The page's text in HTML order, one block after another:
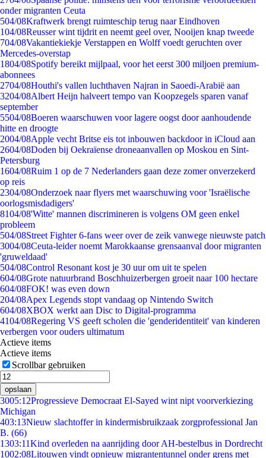
onder migranten Ceuta
504/08Kraftwerk brengt ruimteschip terug naar Eindhoven
104/08Reusser wint tijdrit en neemt geel over, Nooijen knap tweede
704/08Vakantiekiekje Verstappen en Wolff voedt geruchten over
Mercedes-overstap
1804/08Spotify bereikt mijlpaal, voor het eerst 300 miljoen premium-
abonnees
2704/08Houthi's vallen luchthaven Najran in Saoedi-Arabië aan
3204/08Albert Heijn halveert tempo van Koopzegels sparen vanaf
september
5504/08Boeren waarschuwen voor lagere oogst door aanhoudende
hitte en droogte
2004/08Apple vecht Britse eis tot inbouwen backdoor in iCloud aan
2604/08Doden bij Oekraïense droneaanvallen op Moskou en Sint-
Petersburg
1604/08Ruim 1 op de 7 Nederlanders gaan deze zomer onverzekerd
op reis
2304/08Onderzoek naar flyers met waarschuwing voor 'Israëlische
oorlogsmisdadigers'
8104/08'Witte' mannen discrimineren is volgens OM geen enkel
probleem
504/08Street Fighter 6-fans weer over de zeik vanwege nieuwste patch
3004/08Ceuta-leider noemt Marokkaanse grensaanval door migranten
'gruweldaad'
504/08Control Resonant kost je 30 uur om uit te spelen
604/08Grote natuurbrand Boschhuizerbergen groeit naar 100 hectare
604/08FOK! was even down
204/08Apex Legends stopt vandaag op Nintendo Switch
604/08XBOX werkt aan Disc to Digital-programma
4104/08Regering VS geeft scholen die 'genderidentiteit' van kinderen
verbergen voor ouders ultimatum
Actieve items
Actieve items
Scrollbar gebruiken
opslaan
3005:12Progressieve Democraat El-Sayed wint nipt voorverkiezing
Michigan
403:13Nieuw slachtoffer in kindermisbruikzaak zorgprofessional Jan
B. (66)
1303:11Kind overleden na aanrijding door AH-bestelbus in Dordrecht
1002:08Litouwen vindt opnieuw migrantentunnel onder grens met